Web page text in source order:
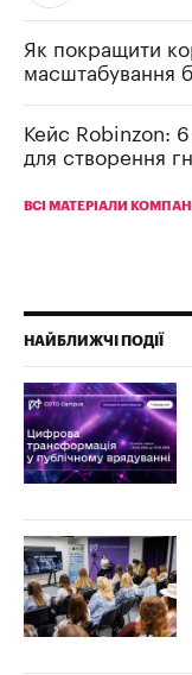
Як покращити
масштабування
Кейс Robinzon: 6
для створення
ВСІ МАТЕРІАЛИ
НАЙБЛИЖЧІ ПОДІЇ